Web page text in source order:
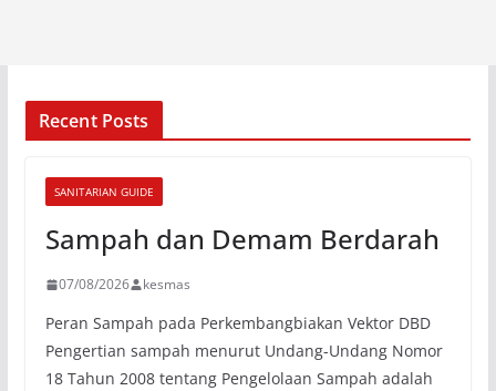
Recent Posts
SANITARIAN GUIDE
Sampah dan Demam Berdarah
07/08/2026 kesmas
Peran Sampah pada Perkembangbiakan Vektor DBD
Pengertian sampah menurut Undang-Undang Nomor
18 Tahun 2008 tentang Pengelolaan Sampah adalah